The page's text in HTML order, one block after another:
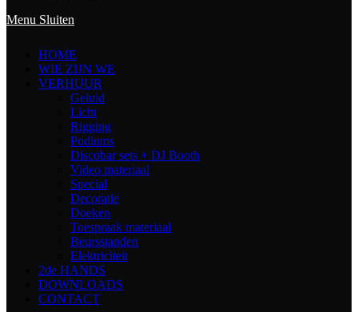
Menu Sluiten
HOME
WIE ZIJN WE
VERHUUR
Geluid
Licht
Rigging
Podiums
Discobar sets + DJ Booth
Video materiaal
Special
Decoratie
Doeken
Toespraak materiaal
Beursstanden
Elektriciteit
2de HANDS
DOWNLOADS
CONTACT